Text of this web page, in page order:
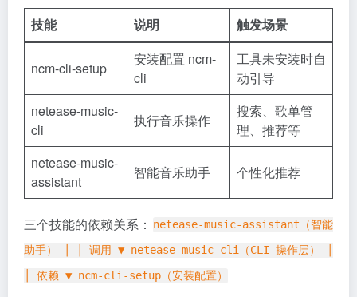
技能 说明 触发场景
ncm-cli-setup
安装配置 ncm-
cli
工具未安装时自
动引导
netease-music-
cli
执行音乐操作
搜索、歌单管
理、推荐等
netease-music-
assistant
智能音乐助手 个性化推荐
三个技能的依赖关系：
netease-music-assistant（智能
助手） │ │ 调用 ▼ netease-music-cli（CLI 操作层） │
│ 依赖 ▼ ncm-cli-setup（安装配置）